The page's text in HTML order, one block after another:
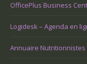
OfficePlus Business
Logidesk – Agenda en
Annuaire Nutritionnistes